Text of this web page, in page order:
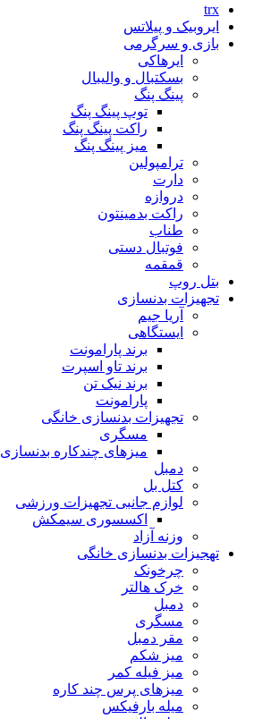
trx
ایروبیک و پیلاتس
بازی و سرگرمی
ایرهاکی
بسکتبال و والیبال
پینگ پنگ
توپ پینگ پنگ
راکت پینگ پنگ
میز پینگ پنگ
ترامپولین
دارت
دروازه
راکت بدمینتون
طناب
فوتبال دستی
قمقمه
بتل روپ
تجهیزات بدنسازی
آریا جیم
ایستگاهی
برند پارامونت
برند تاو اسپرت
برند نیک تن
پارامونت
تجهیزات بدنسازی خانگی
مسگری
میزهای چندکاره بدنسازی
دمبل
کتل بل
لوازم جانبی تجهیزات ورزشی
اکسسوری سیمکش
وزنه آزاد
تهجیزات بدنسازی خانگی
چرخونک
خرک هالتر
دمبل
مسگری
مقر دمبل
میز شکم
میز فیله کمر
میزهای پرس چند کاره
میله بارفیکس